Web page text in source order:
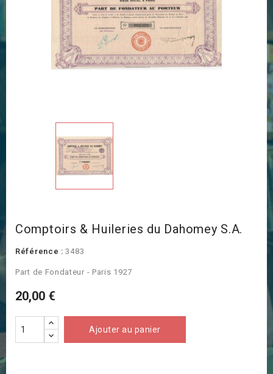
Comptoirs & Huileries du Dahomey S.A.
Référence : 3483
Part de Fondateur - Paris 1927
20,00 €
Ajouter au panier